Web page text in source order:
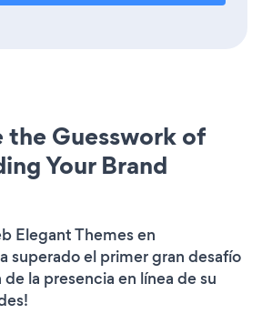
the Guesswork of
Your Brand
Elegant Themes en
superado el primer gran desafío
la presencia en línea de su